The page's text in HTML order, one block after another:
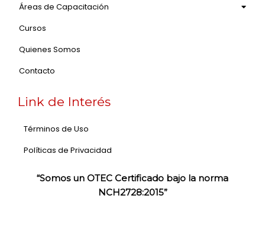
Áreas de Capacitación
Cursos
Quienes Somos
Contacto
Link de Interés
Términos de Uso
Políticas de Privacidad
“Somos un OTEC Certificado bajo la norma
NCH2728:2015”